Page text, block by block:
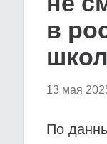
в
13 мая
По